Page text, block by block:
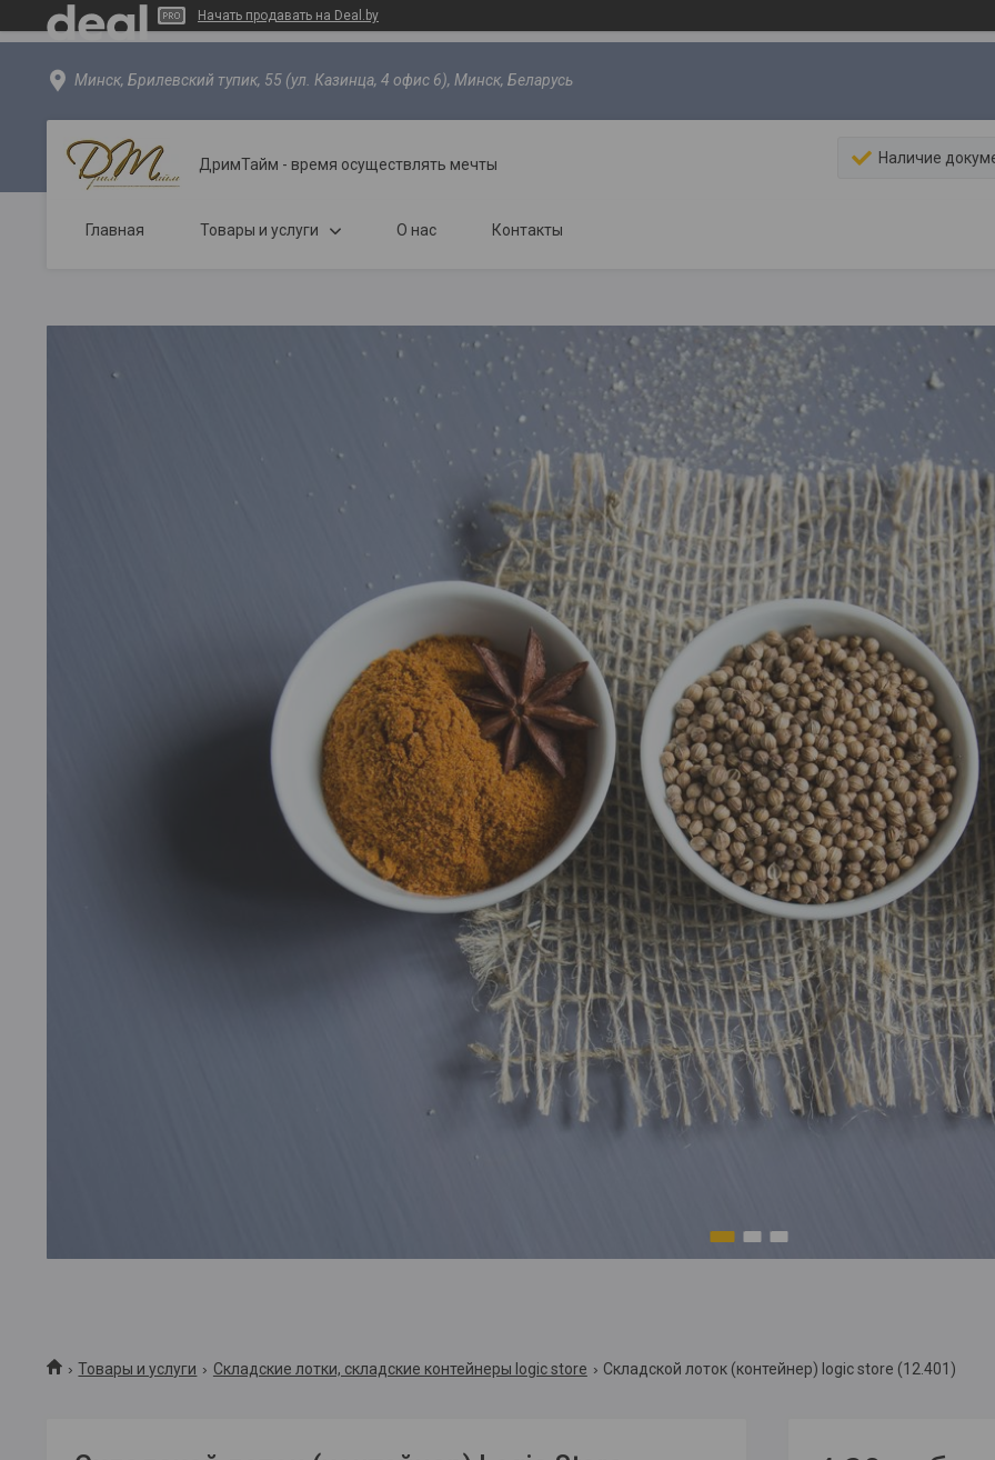
Начать продавать на Deal.by
Минск, Брилевский тупик, 55 (ул. Казинца, 4 офис 6), Минск, Беларусь
ДримТайм - время осуществлять мечты Наличие
Главная Товары и услуги О нас Контакты
Товары и услуги Складские лотки, складские контейнеры logic store Складской лоток (контейнер) logic store (12.401)